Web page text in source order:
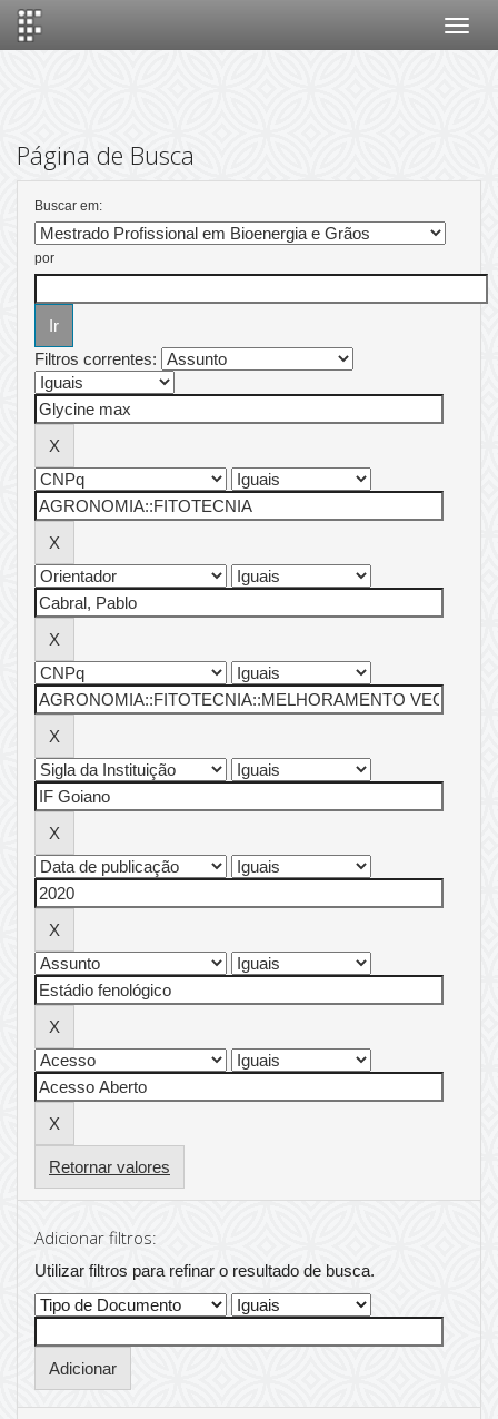
Página de Busca
Buscar em:
por
Filtros correntes:
Retornar valores
Adicionar filtros:
Utilizar filtros para refinar o resultado de busca.